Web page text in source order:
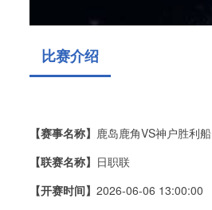
比赛介绍
【赛事名称】 鹿岛鹿角VS神户胜利船
【联赛名称】 日职联
【开赛时间】 2026-06-06 13:00:00